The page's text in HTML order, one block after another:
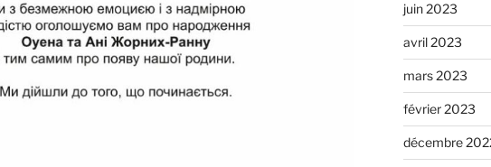
juin 2023
avril 2023
mars 2023
février 2023
décembre